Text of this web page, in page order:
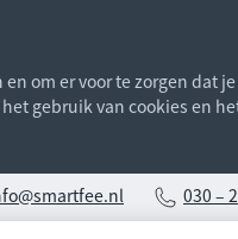
om er voor te zorgen dat
gebruik van cookies en
030 –